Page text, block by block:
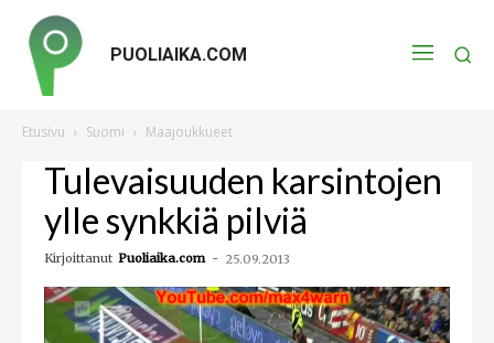
PUOLIAIKA.COM
Etusivu Suomi Maajoukkueet
Tulevaisuuden karsintojen
ylle synkkiä pilviä
Kirjoittanut Puoliaika.com - 25.09.2013